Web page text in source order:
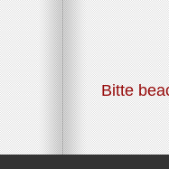
Bitte